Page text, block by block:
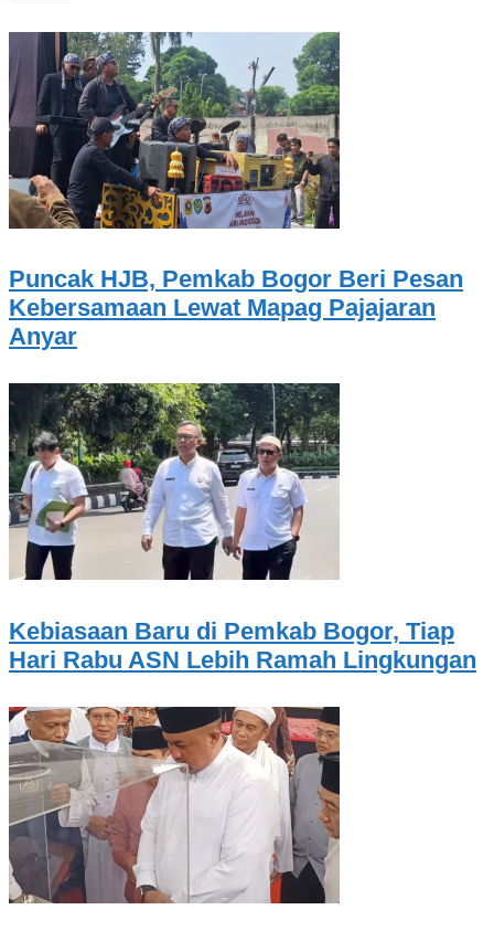
Puncak HJB, Pemkab Bogor Beri Pesan
Kebersamaan Lewat Mapag Pajajaran
Anyar
Kebiasaan Baru di Pemkab Bogor, Tiap
Hari Rabu ASN Lebih Ramah Lingkungan